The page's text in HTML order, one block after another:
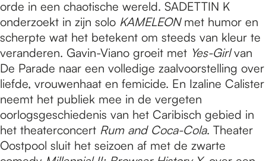
orde in een chaotische wereld. SADETTIN K
onderzoekt in zijn solo KAMELEONmet humor en
scherpte wat het betekent om steeds van kleur te
veranderen. Gavin-Viano groeit met Yes-Girlvan
De Parade naar een volledige zaalvoorstelling over
liefde, vrouwenhaat en femicide. En Izaline Calister
neemt het publiek mee in de vergeten
oorlogsgeschiedenis van het Caribisch gebied in
het theaterconcert Rum and Coca-Cola. Theater
Oostpool sluit het seizoen af met de zwarte